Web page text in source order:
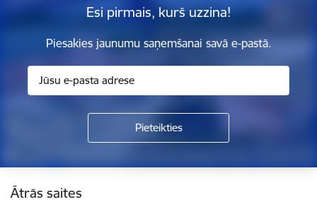
Esi pirmais, kurš uzzina!
Piesakies jaunumu saņemšanai savā e-pastā.
Ātrās saites